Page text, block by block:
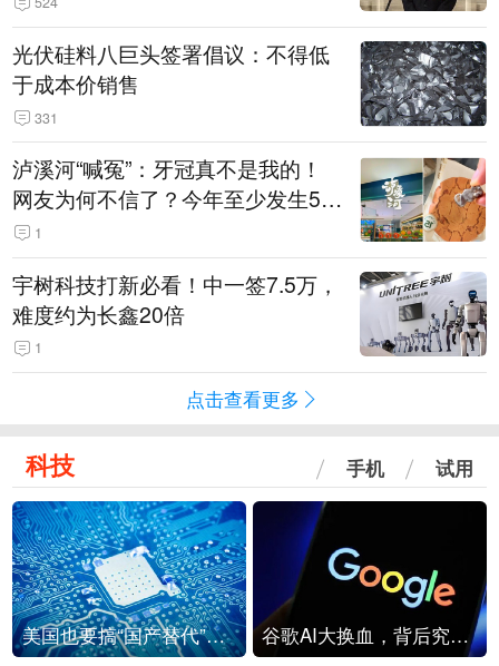
光伏硅料八巨头签署倡议：不得低
于成本价销售
331
泸溪河“喊冤”：牙冠真不是我的！
网友为何不信了？今年至少发生5
起“食品冤案”
1
宇树科技打新必看！中一签7.5万，
难度约为长鑫20倍
1
点击查看更多
科技 手机 试用
美国也要搞“国产替代”？先算清三笔账 谷歌AI大换血，背后究竟发生了什么？